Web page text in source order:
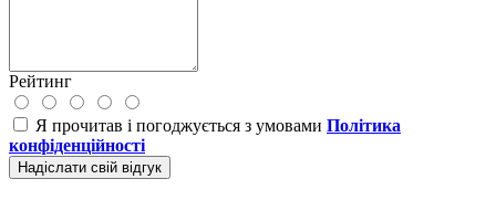
Рейтинг
Я прочитав і погоджується з умовами Політика
конфіденційності
Надіслати свій відгук